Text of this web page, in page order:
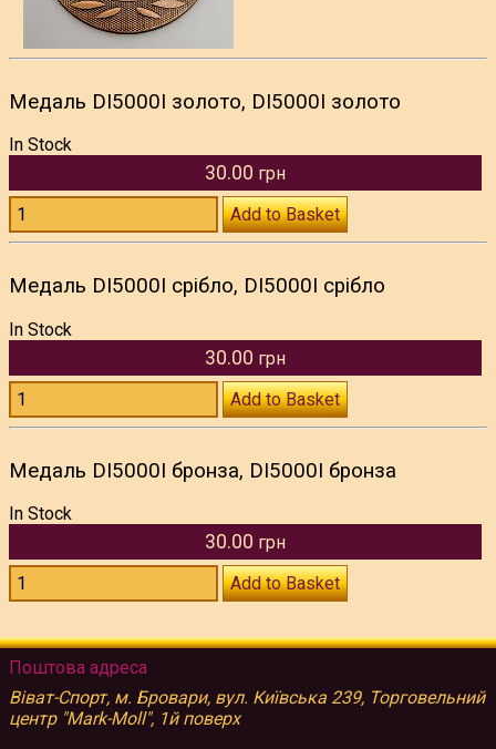
Медаль DI5000I золото, DI5000I золото
In Stock
30.00 грн
Add to Basket
Медаль DI5000I срібло, DI5000I срібло
In Stock
30.00 грн
Add to Basket
Медаль DI5000I бронза, DI5000I бронза
In Stock
30.00 грн
Add to Basket
Поштова адреса
Віват-Спорт, м. Бровари, вул. Київська 239, Торговельний
центр "Mark-Moll", 1й поверх